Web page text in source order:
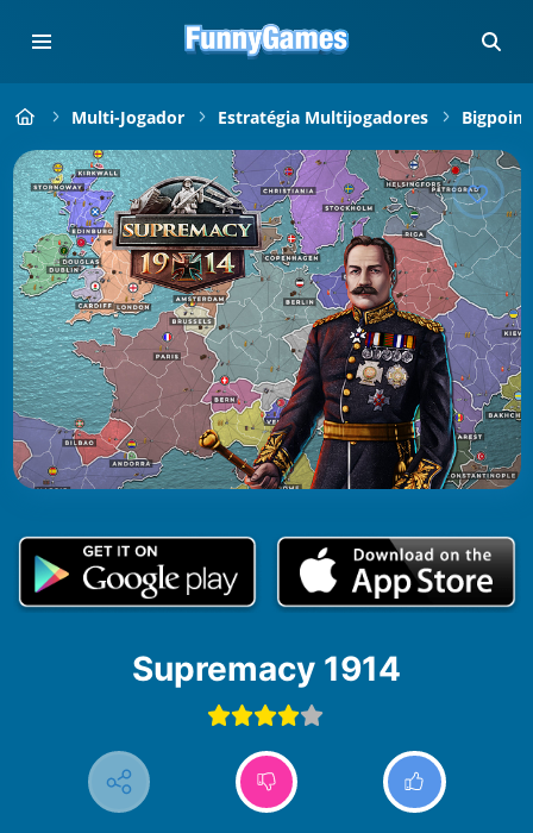
Multi-Jogador Estratégia Multijogadores Bigpoint
Supremacy 1914